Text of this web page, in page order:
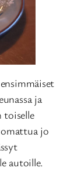
ja
toiselle
jo
autoille.